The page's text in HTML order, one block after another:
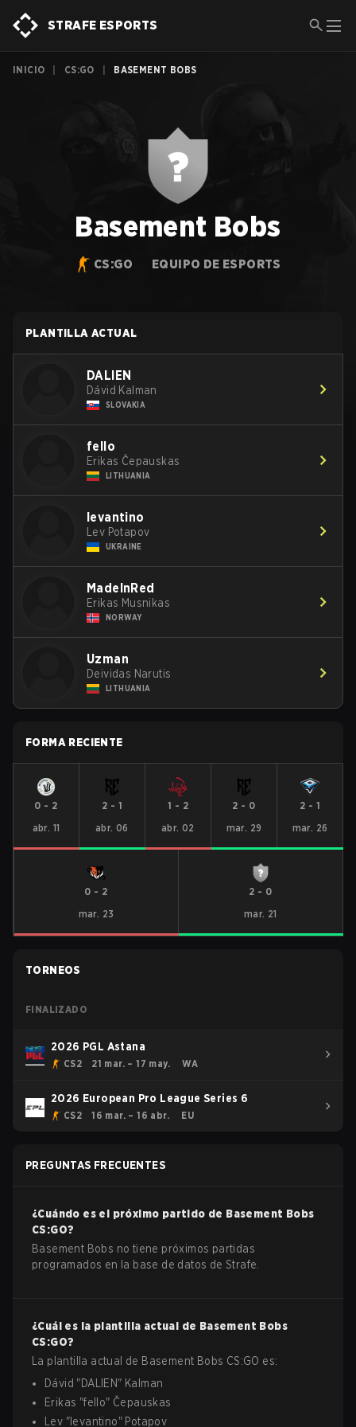
STRAFE ESPORTS
INICIO CS:GO BASEMENT BOBS
Basement Bobs
CS:GO EQUIPO DE ESPORTS
PLANTILLA ACTUAL
DALIEN
Dávid Kalman
SLOVAKIA
fello
Erikas Čepauskas
LITHUANIA
levantino
Lev Potapov
UKRAINE
MadeInRed
Erikas Musnikas
NORWAY
Uzman
Deividas Narutis
LITHUANIA
FORMA RECIENTE
0 - 2
abr. 11
2 - 1
abr. 06
1 - 2
abr. 02
2 - 0
mar. 29
2 - 1
mar. 26
0 - 2
mar. 23
2 - 0
mar. 21
TORNEOS
FINALIZADO
2026 PGL Astana
CS2 21 mar. – 17 may. WA
2026 European Pro League Series 6
CS2 16 mar. – 16 abr. EU
PREGUNTAS FRECUENTES
¿Cuándo es el próximo partido de Basement Bobs
CS:GO?
Basement Bobs no tiene próximos partidas
programados en la base de datos de Strafe.
¿Cuál es la plantilla actual de Basement Bobs
CS:GO?
La plantilla actual de Basement Bobs CS:GO es:
Dávid "DALIEN" Kalman
Erikas "fello" Čepauskas
Lev " levantino" Potapov